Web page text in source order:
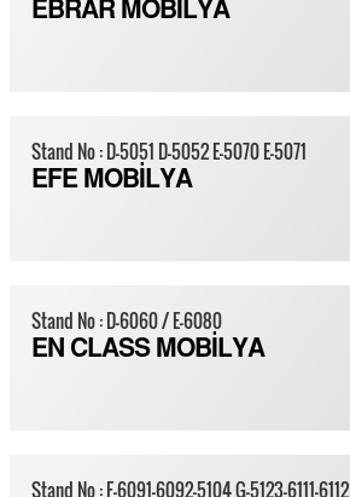
EBRAR MOBİLYA
Stand No : D-5051 D-5052 E-5070 E-5071
EFE MOBİLYA
Stand No : D-6060 / E-6080
EN CLASS MOBİLYA
Stand No : F-6091-6092-5104 G-5123-6111-6112